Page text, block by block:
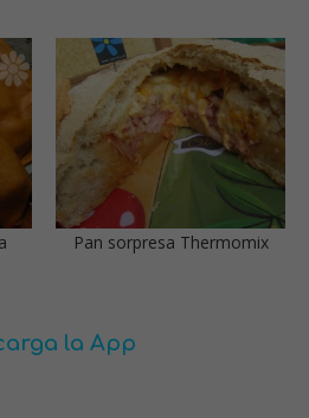
Pan sorpresa Thermomix
la App